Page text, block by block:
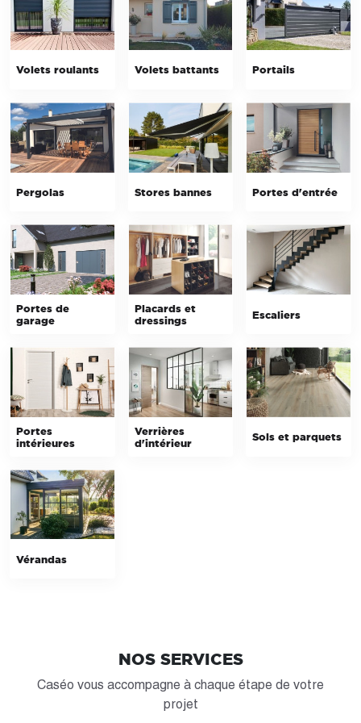
Volets roulants Volets battants Portails
Pergolas Stores bannes Portes d'entrée
Portes de
garage
Placards et
dressings
Escaliers
Portes
intérieures
Verrières
d'intérieur
Sols et parquets
Vérandas
NOS SERVICES
Caséo vous accompagne à chaque étape de votre
projet